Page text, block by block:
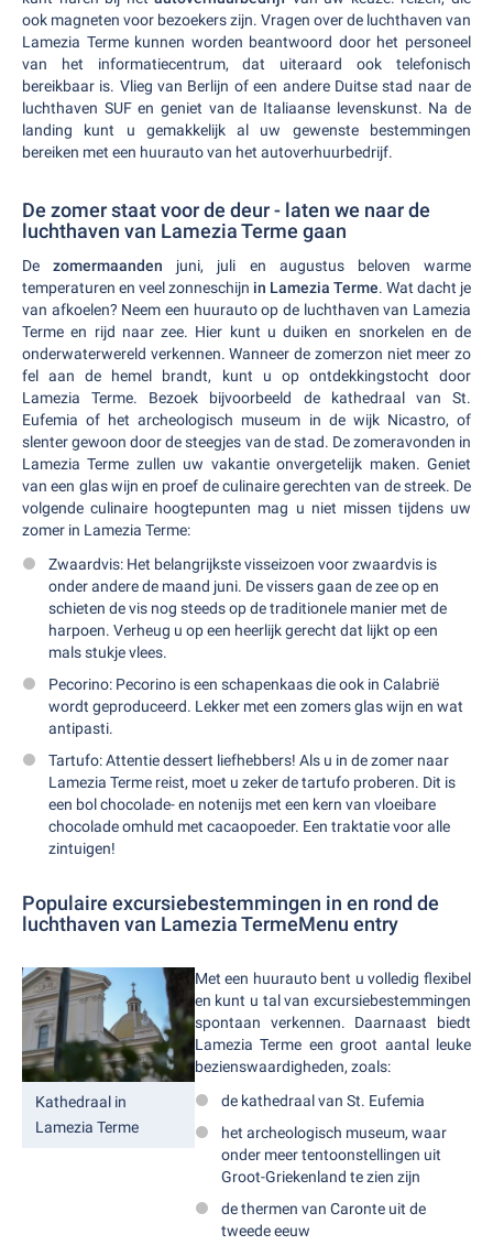
ook magneten voor bezoekers zijn. Vragen over de luchthaven van
Lamezia Terme kunnen worden beantwoord door het personeel
van het informatiecentrum, dat uiteraard ook telefonisch
bereikbaar is. Vlieg van Berlijn of een andere Duitse stad naar de
luchthaven SUF en geniet van de Italiaanse levenskunst. Na de
landing kunt u gemakkelijk al uw gewenste bestemmingen
bereiken met een huurauto van het autoverhuurbedrijf.
De zomer staat voor de deur - laten we naar de
luchthaven van Lamezia Terme gaan
Dezomermaanden juni, juli en augustus beloven warme
temperaturen en veel zonneschijn in Lamezia Terme. Wat dacht je
van afkoelen? Neem een huurauto op de luchthaven van Lamezia
Terme en rijd naar zee. Hier kunt u duiken en snorkelen en de
onderwaterwereld verkennen. Wanneer de zomerzon niet meer zo
fel aan de hemel brandt, kunt u op ontdekkingstocht door
Lamezia Terme. Bezoek bijvoorbeeld de kathedraal van St.
Eufemia of het archeologisch museum in de wijk Nicastro, of
slenter gewoon door de steegjes van de stad. De zomeravonden in
Lamezia Terme zullen uw vakantie onvergetelijk maken. Geniet
van een glas wijn en proef de culinaire gerechten van de streek. De
volgende culinaire hoogtepunten mag u niet missen tijdens uw
zomer in Lamezia Terme:
Zwaardvis: Het belangrijkste visseizoen voor zwaardvis is
onder andere de maand juni. De vissers gaan de zee op en
schieten de vis nog steeds op de traditionele manier met de
harpoen. Verheug u op een heerlijk gerecht dat lijkt op een
mals stukje vlees.
Pecorino: Pecorino is een schapenkaas die ook in Calabrië
wordt geproduceerd. Lekker met een zomers glas wijn en wat
antipasti.
Tartufo: Attentie dessert liefhebbers! Als u in de zomer naar
Lamezia Terme reist, moet u zeker de tartufo proberen. Dit is
een bol chocolade- en notenijs met een kern van vloeibare
chocolade omhuld met cacaopoeder. Een traktatie voor alle
zintuigen!
Populaire excursiebestemmingen in en rond de
luchthaven van Lamezia TermeMenu entry
Kathedraal in
Lamezia Terme
Met een huurauto bent u volledig flexibel
en kunt u tal van excursiebestemmingen
spontaan verkennen. Daarnaast biedt
Lamezia Terme een groot aantal leuke
bezienswaardigheden, zoals:
de kathedraal van St. Eufemia
het archeologisch museum, waar
onder meer tentoonstellingen uit
Groot-Griekenland te zien zijn
de thermen van Caronte uit de
tweede eeuw